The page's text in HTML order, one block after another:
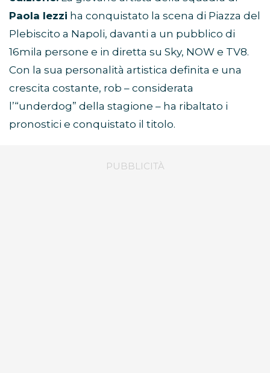
Paola Iezzi ha conquistato la scena di Piazza del
Plebiscito a Napoli, davanti a un pubblico di
16mila persone e in diretta su Sky, NOW e TV8.
Con la sua personalità artistica definita e una
crescita costante, rob – considerata
l’“underdog” della stagione – ha ribaltato i
pronostici e conquistato il titolo.